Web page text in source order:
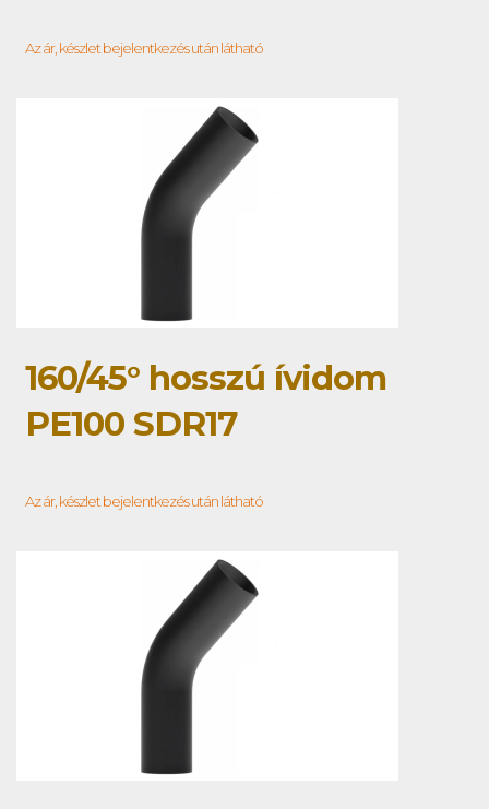
Az ár, készlet bejelentkezés után látható
160/45° hosszú ívidom
PE100 SDR17
Az ár, készlet bejelentkezés után látható